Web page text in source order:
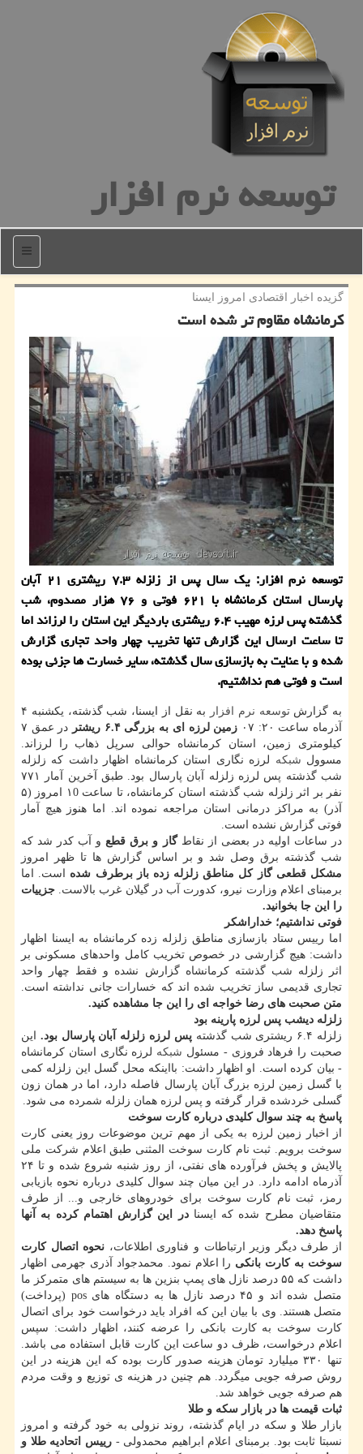
توسعه نرم افزار
منو
گزیده اخبار اقتصادی امروز ایسنا
كرمانشاه مقاوم تر شده است
توسعه نرم افزار: یك سال پس از زلزله ۷.۳ ریشتری ۲۱ آبان
پارسال استان كرمانشاه با ۶۲۱ فوتی و ۷۶ هزار مصدوم، شب
گذشته پس لرزه مهیب ۶.۴ ریشتری باردیگر این استان را لرزاند اما
تا ساعت ارسال این گزارش تنها تخریب چهار واحد تجاری گزارش
شده و با عنایت به بازسازی سال گذشته، سایر خسارت ها جزئی بوده
است و فوتی هم نداشتیم.
به گزارشتوسعه نرم افزار
به نقل از ایسنا، شب گذشته، یكشنبه ۴
آذرماه ساعت ۲۰: ۰۷
زمین لرزه ای به بزرگی ۶.۴ ریشتر
در عمق ۷
كیلومتری زمین، استان كرمانشاه حوالی سرپل ذهاب را لرزاند.
مسوول شبكه لرزه نگاری استان كرمانشاه اظهار داشت كه زلزله
شب گذشته پس لرزه زلزله آبان پارسال بود. طبق آخرین آمار ۷۷۱
نفر بر اثر زلزله شب گذشته استان كرمانشاه، تا ساعت ۱0 امروز (۵
آذر) به مراكز درمانی استان مراجعه نموده اند. اما هنوز هیچ آمار
فوتی گزارش نشده است.
در ساعات اولیه در بعضی از نقاطگاز و برق قطعو آب كدر شد كه
شب گذشته برق وصل شد و بر اساس گزارش ها تا ظهر امروز
مشكل قطعی گاز كل مناطق زلزله زده باز برطرف شده است. اما
برمبنای اعلام وزارت نیرو، كدورت آب در گیلان غرب بالاست. جزییات
را این جا بخوانید.
فوتی نداشتیم؛ خداراشكر
اما رییس ستاد بازسازی مناطق زلزله زده كرمانشاه به ایسنا اظهار
داشت: هیچ گزارشی در خصوص تخریب كامل واحدهای مسكونی بر
اثر زلزله شب گذشته كرمانشاه گزارش نشده و فقط چهار واحد
تجاری قدیمی ساز تخریب شده اند كه خسارات جانی نداشته است.
متن صحبت های رضا خواجه ای را این جا مشاهده كنید.
زلزله دیشب پس لرزه پارینه بود
زلزله ۶.۴ ریشتری شب گذشته
پس لرزه زلزله آبان پارسال بود. این
صحبت را فرهاد فروزی - مسئول شبكه لرزه نگاری استان كرمانشاه
- بیان كرده است. او اظهار داشت: بااینكه محل گسل این زلزله كمی
با گسل زمین لرزه بزرگ آبان پارسال فاصله دارد، اما در همان زون
گسلی خردشده قرار گرفته و پس لرزه همان زلزله شمرده می شود.
پاسخ به چند سوال كلیدی درباره كارت سوخت
از اخبار زمین لرزه به یكی از مهم ترین موضوعات روز یعنی كارت
سوخت برویم. ثبت نام كارت سوخت المثنی طبق اعلام شركت ملی
پالایش و پخش فرآورده های نفتی، از روز شنبه شروع شده و تا ۲۴
آذرماه ادامه دارد. در این میان چند سوال كلیدی درباره نحوه بازیابی
رمز، ثبت نام كارت سوخت برای خودروهای خارجی و... از طرف
متقاضیان مطرح شده كه ایسنادر این گزارش اهتمام كرده به آنها
پاسخ دهد.
از طرف دیگر وزیر ارتباطات و فناوری اطلاعات، نحوه اتصال كارت
سوخت به كارت بانكی را اعلام نمود. محمدجواد آذری جهرمی اظهار
داشت كه ۵۵ درصد نازل های پمپ بنزین ها به سیستم های متمركز ما
متصل شده اند و ۴۵ درصد نازل ها به دستگاه های pos (پرداخت)
متصل هستند. وی با بیان این كه افراد باید درخواست خود برای اتصال
كارت سوخت به كارت بانكی را عرضه كنند، اظهار داشت: سپس
اعلام درخواست، ظرف دو ساعت این كارت قابل استفاده می باشد.
تنها ۳۳۰ میلیارد تومان هزینه صدور كارت بوده كه این هزینه در این
روش صرفه جویی میگردد. هم چنین در هزینه ی توزیع و وقت مردم
هم صرفه جویی خواهد شد.
ثبات قیمت ها در بازار سكه و طلا
بازار طلا و سكه در ایام گذشته، روند نزولی به خود گرفته و امروز
نسبتا ثابت بود. برمبنای اعلام ابراهیم محمدولی -رییس اتحادیه طلا و